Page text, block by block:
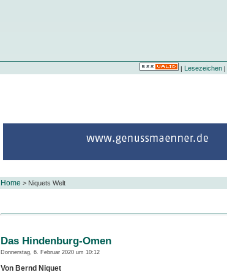
| Lesezeichen|
Home > Niquets Welt
Das Hindenburg-Omen
Donnerstag, 6. Februar 2020 um 10:12
Von Bernd Niquet